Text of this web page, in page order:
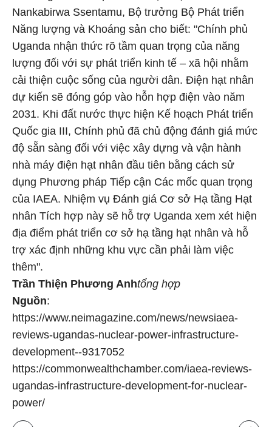
Nankabirwa Ssentamu, Bộ trưởng Bộ Phát triển
Năng lượng và Khoáng sản cho biết: "Chính phủ
Uganda nhận thức rõ tầm quan trọng của năng
lượng đối với sự phát triển kinh tế – xã hội nhằm
cải thiện cuộc sống của người dân. Điện hạt nhân
dự kiến sẽ đóng góp vào hỗn hợp điện vào năm
2031. Khi đất nước thực hiện Kế hoạch Phát triển
Quốc gia III, Chính phủ đã chủ động đánh giá mức
độ sẵn sàng đối với việc xây dựng và vận hành
nhà máy điện hạt nhân đầu tiên bằng cách sử
dụng Phương pháp Tiếp cận Các mốc quan trọng
của IAEA. Nhiệm vụ Đánh giá Cơ sở Hạ tầng Hạt
nhân Tích hợp này sẽ hỗ trợ Uganda xem xét hiện
địa điểm phát triển cơ sở hạ tầng hạt nhân và hỗ
trợ xác định những khu vực cần phải làm việc
thêm".
Trần Thiện Phương Anhtổng hợp
Nguồn:
https://www.neimagazine.com/news/newsiaea-
reviews-ugandas-nuclear-power-infrastructure-
development--9317052
https://commonwealthchamber.com/iaea-reviews-
ugandas-infrastructure-development-for-nuclear-
power/